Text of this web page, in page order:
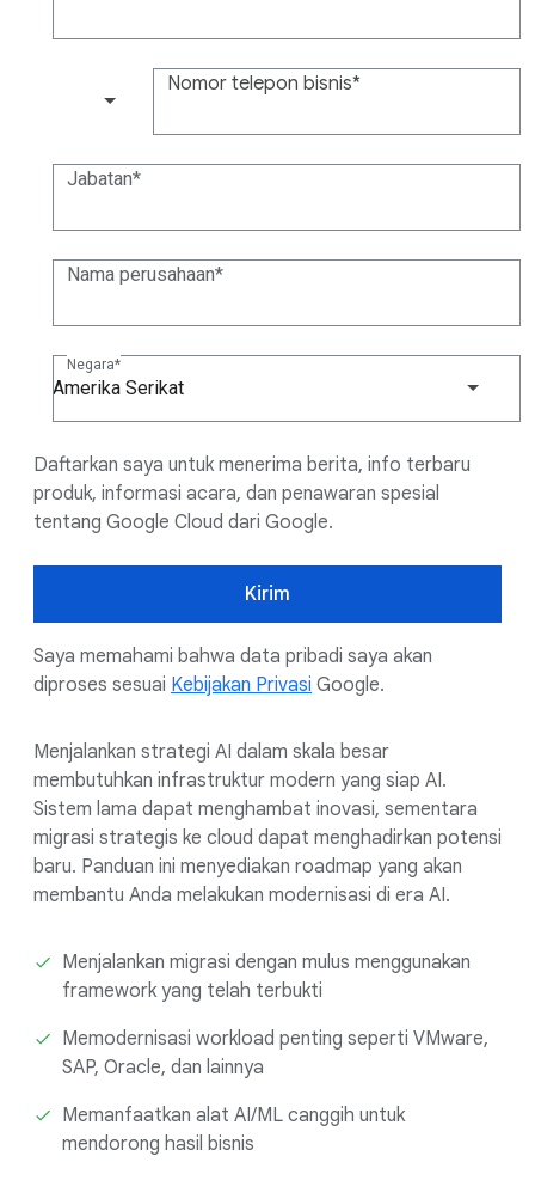
Nomor telepon bisnis
Jabatan
Nama perusahaan
Negara
Amerika Serikat
Daftarkan saya untuk menerima berita, info terbaru
produk, informasi acara, dan penawaran spesial
tentang Google Cloud dari Google.
Kirim
Saya memahami bahwa data pribadi saya akan
diproses sesuai Kebijakan Privasi Google.
Menjalankan strategi AI dalam skala besar
membutuhkan infrastruktur modern yang siap AI.
Sistem lama dapat menghambat inovasi, sementara
migrasi strategis ke cloud dapat menghadirkan potensi
baru. Panduan ini menyediakan roadmap yang akan
membantu Anda melakukan modernisasi di era AI.
Menjalankan migrasi dengan mulus menggunakan
framework yang telah terbukti
Memodernisasi workload penting seperti VMware,
SAP, Oracle, dan lainnya
Memanfaatkan alat AI/ML canggih untuk
mendorong hasil bisnis